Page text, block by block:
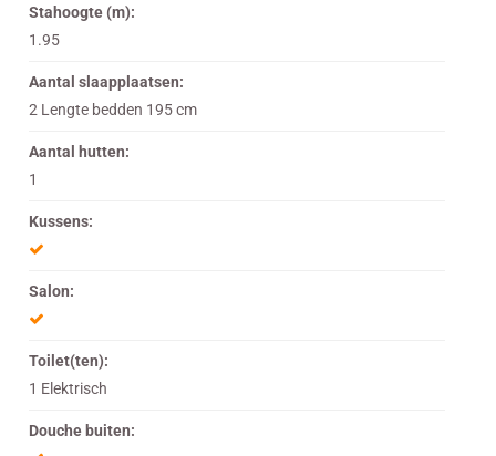
Stahoogte (m):
1.95
Aantal slaapplaatsen:
2 Lengte bedden 195 cm
Aantal hutten:
1
Kussens:
Salon:
Toilet(ten):
1 Elektrisch
Douche buiten: